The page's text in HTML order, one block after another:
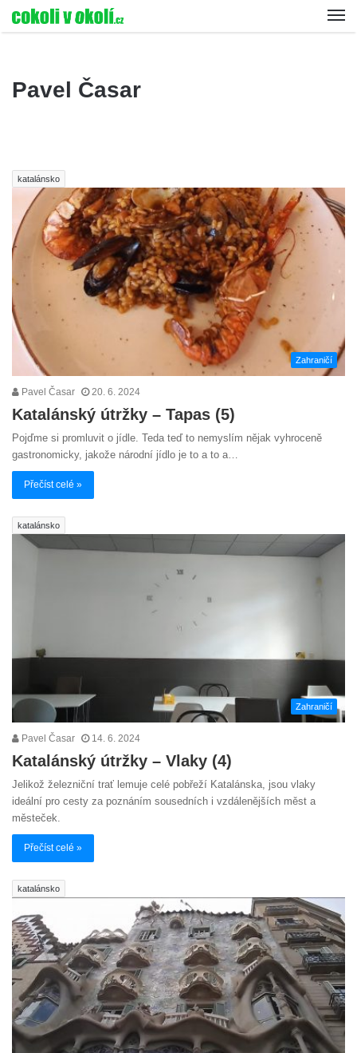
Pavel Časar
katalánsko
Zahraničí
Pavel Časar 20. 6. 2024
Katalánský útržky – Tapas (5)
Pojďme si promluvit o jídle. Teda teď to nemyslím nějak vyhroceně
gastronomicky, jakože národní jídlo je to a to a…
Přečíst celé »
katalánsko
Zahraničí
Pavel Časar 14. 6. 2024
Katalánský útržky – Vlaky (4)
Jelikož železniční trať lemuje celé pobřeží Katalánska, jsou vlaky
ideální pro cesty za poznáním sousedních i vzdálenějších měst a
městeček.
Přečíst celé »
katalánsko